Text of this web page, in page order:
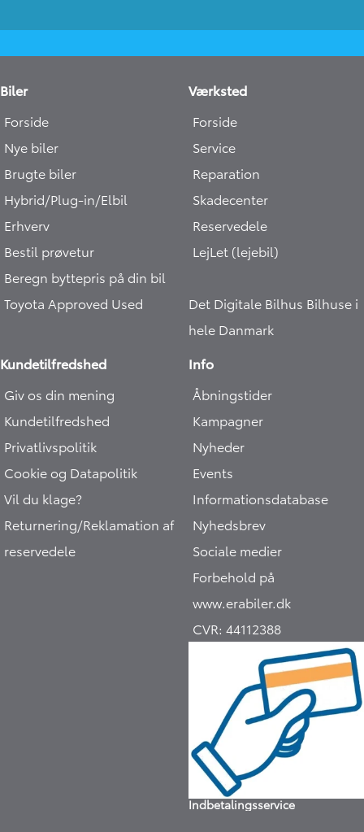
Biler
Forside
Nye biler
Brugte biler
Hybrid/Plug-in/Elbil
Erhverv
Bestil prøvetur
Beregn byttepris på din bil
Toyota Approved Used
Værksted
Forside
Service
Reparation
Skadecenter
Reservedele
LejLet (lejebil)
Det Digitale Bilhus Bilhuse i
hele Danmark
Kundetilfredshed
Giv os din mening
Kundetilfredshed
Privatlivspolitik
Cookie og Datapolitik
Vil du klage?
Returnering/Reklamation af
reservedele
Info
Åbningstider
Kampagner
Nyheder
Events
Informationsdatabase
Nyhedsbrev
Sociale medier
Forbehold på
www.erabiler.dk
CVR:44112388
Indbetalingsservice